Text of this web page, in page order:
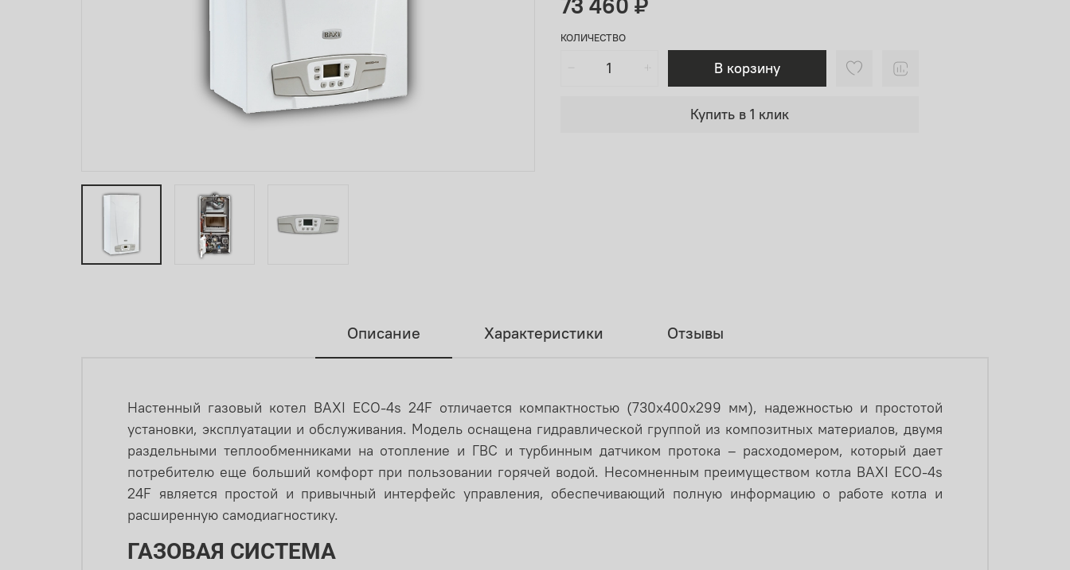
КОЛИЧЕСТВО
В корзину
Купить в 1 клик
Описание Характеристики Отзывы
Настенный газовый котел BAXI ECO-4s 24F отличается компактностью (730х400х299 мм), надежностью и простотой
установки, эксплуатации и обслуживания. Модель оснащена гидравлической группой из композитных материалов, двумя
раздельными теплообменниками на отопление и ГВС и турбинным датчиком протока – расходомером, который дает
потребителю еще больший комфорт при пользовании горячей водой. Несомненным преимуществом котла BAXI ECO-4s
24F является простой и привычный интерфейс управления, обеспечивающий полную информацию о работе котла и
расширенную самодиагностику.
ГАЗОВАЯ СИСТЕМА